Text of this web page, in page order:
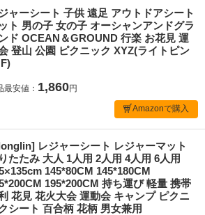
ャーシート 子供 遠足 アウトドアシート
ト 男の子 女の子 オーシャンアンドグラ
ド OCEAN＆GROUND 行楽 お花見 運
登山 公園 ピクニック XYZ(ライトピン
最安値： 1,860円
Amazonで購入
レジャーシート レジャーマット
たたみ 大人 1人用 2人用 4人用 6人用
145*80CM 145*180CM
195*200CM 持ち運び 軽量 携帯
花見 花火大会 運動会 キャンプ ピクニ
シート 百合柄 花柄 男女兼用